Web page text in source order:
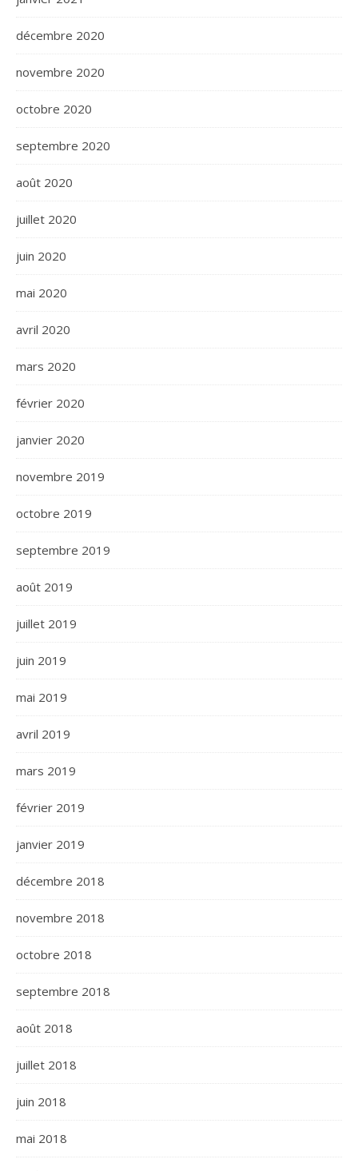
décembre 2020
novembre 2020
octobre 2020
septembre 2020
août 2020
juillet 2020
juin 2020
mai 2020
avril 2020
mars 2020
février 2020
janvier 2020
novembre 2019
octobre 2019
septembre 2019
août 2019
juillet 2019
juin 2019
mai 2019
avril 2019
mars 2019
février 2019
janvier 2019
décembre 2018
novembre 2018
octobre 2018
septembre 2018
août 2018
juillet 2018
juin 2018
mai 2018